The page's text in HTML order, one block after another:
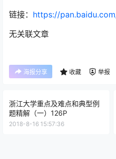
链接： https://
无关联文章
海报分享 收藏 举报
浙江大学重点及难点和典型例
题精解（一）126P
2018-8-16 15:57:36